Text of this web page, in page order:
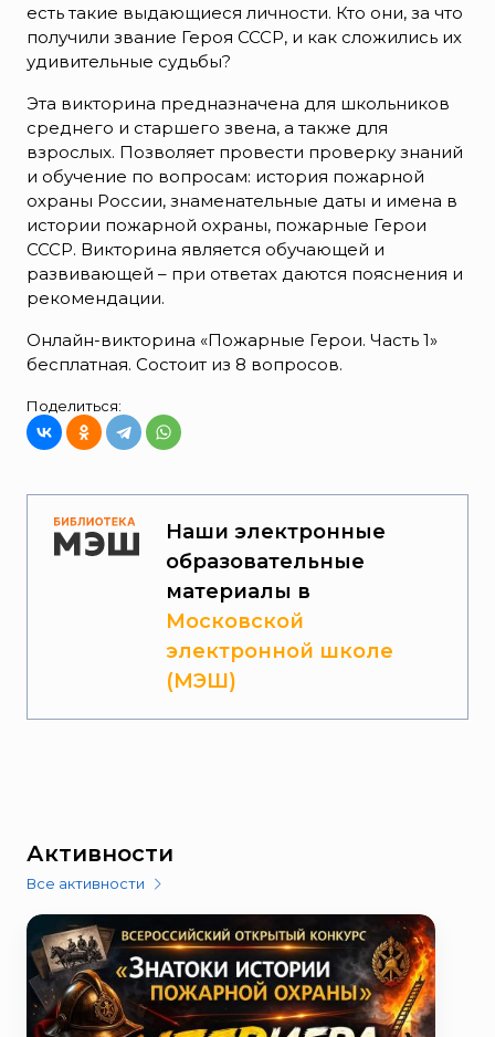
есть такие выдающиеся личности. Кто они, за что
получили звание Героя СССР, и как сложились их
удивительные судьбы?
Эта викторина предназначена для школьников
среднего и старшего звена, а также для
взрослых. Позволяет провести проверку знаний
и обучение по вопросам: история пожарной
охраны России, знаменательные даты и имена в
истории пожарной охраны, пожарные Герои
СССР. Викторина является обучающей и
развивающей – при ответах даются пояснения и
рекомендации.
Онлайн-викторина «Пожарные Герои. Часть 1»
бесплатная. Состоит из 8 вопросов.
Поделиться:
Наши электронные
образовательные
материалы в
Московской
электронной школе
(МЭШ)
Активности
Все активности